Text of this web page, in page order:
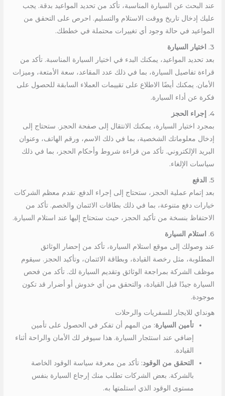
عند البحث عن السيارة المناسبة، تأكد من تحديد المواعيد بدقة. يجب
عليك إدخال تاريخ ووقت الاستلام والتسليم. احرص على التحقق من
المواعيد في حالة وجود أي تغييرات محتملة في خططك.
3.
اختيار السيارة
بعد تحديد المواعيد، يمكنك البدء في اختيار السيارة المناسبة. تأكد من
قراءة تفاصيل السيارة، بما في ذلك عدد المقاعد، سعة الأمتعة، وميزات
الأمان. يمكنك أيضًا الاطلاع على تقييمات العملاء السابقة للحصول على
فكرة عن أداء السيارة.
4.
إجراء الحجز
بمجرد اختيار السيارة، يمكنك الانتقال إلى صفحة الحجز. ستحتاج إلى
إدخال معلوماتك الشخصية، بما في ذلك الاسم، ورقم الهاتف، وعنوان
البريد الإلكتروني. تأكد من قراءة شروط وأحكام الحجز، بما في ذلك
سياسات الإلغاء.
5.
الدفع
بعد إتمام عملية الحجز، ستحتاج إلى إجراء الدفع. تقدم معظم الشركات
خيارات دفع متنوعة، بما في ذلك بطاقات الائتمان والخصم. تأكد من
الاحتفاظ بنسخة من تأكيد الحجز، حيث ستحتاج إليها عند استلام السيارة.
6.
استلام السيارة
عند وصولك إلى موقع استلام السيارة، تأكد من إحضار الوثائق
المطلوبة، مثل رخصة القيادة، وبطاقة الائتمان، وتأكيد الحجز. سيقوم
موظف الشركة بمراجعة الوثائق وتقديم السيارة لك. تأكد من فحص
السيارة جيدًا قبل القيادة، والتحقق من أي خدوش أو أضرار قد تكون
موجودة.
هونداي للايجار للسفريات والرحلات
تأمين السيارة: من المهم أن تفكر في الحصول على تأمين
إضافي عند استئجار السيارة. هذا سيوفر لك الأمان والراحة أثناء
القيادة.
التحقق من الوقود: تأكد من معرفة سياسة الوقود الخاصة
بالشركة. بعض الشركات تطلب منك إرجاع السيارة بنفس
مستوى الوقود الذي استلمتها به.